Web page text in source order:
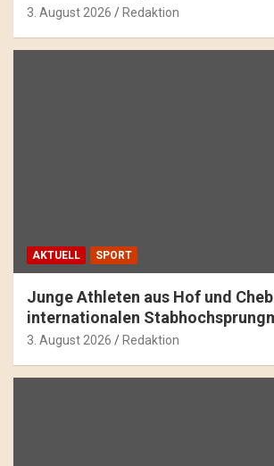
3. August 2026 Redaktion
AKTUELL SPORT
Junge Athleten aus Hof und
internationalen
3. August 2026 Redaktion